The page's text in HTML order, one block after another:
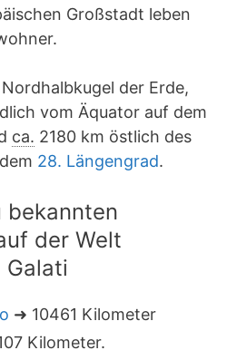
Großstadt leben
der Erde,
vom Äquator auf dem
ca. 2180 km östlich des
28. Längengrad.
bekannten
der Welt
Galati
➜ 10461 Kilometer
Kilometer.